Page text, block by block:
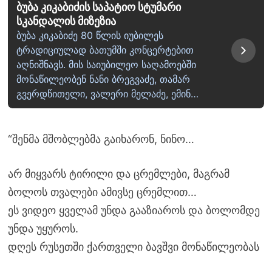
ბუბა კიკაბიძის საპატიო სტუმარი
სკანდალის მიზეზია
ბუბა კიკაბიძე 80 წლის იუბილეს
ტრადიციულად ბათუმში კონცერტებით
აღნიშნავს. მის საიუბილეო საღამოებში
მონაწილეობენ ნანი ბრეგვაძე, თამარ
გვერდწითელი, ვალერი მელაძე, ემინ…
“შენმა მშობლებმა გაიხარონ, ნინო…
არ მიყვარს ტირილი და ცრემლები, მაგრამ
ბოლოს თვალები ამივსე ცრემლით…
ეს ვიდეო ყველამ უნდა გააზიაროს და ბოლომდე
უნდა უყუროს.
დღეს რუსეთში ქართველი ბავშვი მონაწილეობას